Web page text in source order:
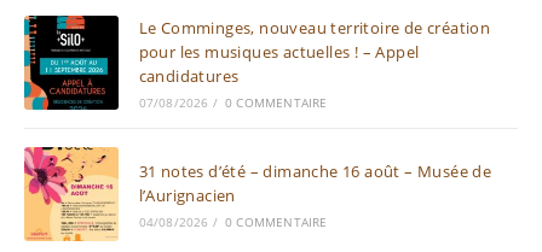
Le Comminges, nouveau territoire de création
pour les musiques actuelles ! – Appel
candidatures
07/08/2026 / 0 COMMENTAIRE
31 notes d’été – dimanche 16 août – Musée de
l’Aurignacien
04/08/2026 / 0 COMMENTAIRE